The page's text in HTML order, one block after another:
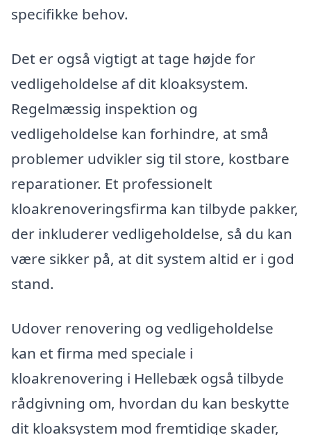
specifikke behov.
Det er også vigtigt at tage højde for
vedligeholdelse af dit kloaksystem.
Regelmæssig inspektion og
vedligeholdelse kan forhindre, at små
problemer udvikler sig til store, kostbare
reparationer. Et professionelt
kloakrenoveringsfirma kan tilbyde pakker,
der inkluderer vedligeholdelse, så du kan
være sikker på, at dit system altid er i god
stand.
Udover renovering og vedligeholdelse
kan et firma med speciale i
kloakrenovering i Hellebæk også tilbyde
rådgivning om, hvordan du kan beskytte
dit kloaksystem mod fremtidige skader,